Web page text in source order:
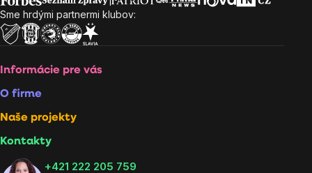
Sme hrdými partnermi klubov:
Informácie pre vás
O firme
Naše projekty
Kontakty
+421 222 205 759